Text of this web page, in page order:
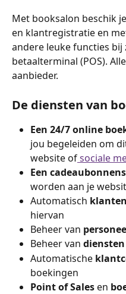
Met booksalon beschik
en klantregistratie en
andere leuke functies bij
betaalterminal (POS).
aanbieder.
De diensten van
Een 24/7 online
jou begeleiden om
website of sociale
Een
worden aan je
Automatisch
hiervan
Beheer van
Beheer van diensten
Automatische
boekingen
Point of Sales en